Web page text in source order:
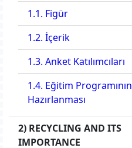
1.1. Figür
1.2. İçerik
1.3. Anket Katılımcıları
1.4. Eğitim Programının
Hazırlanması
2) RECYCLING AND ITS
IMPORTANCE